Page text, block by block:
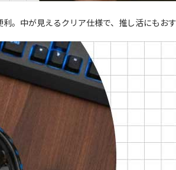
。中が見えるクリア仕様で、推し活にもお